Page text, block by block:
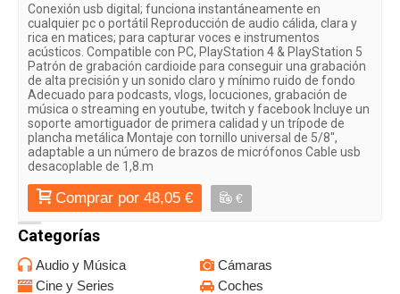
Conexión usb digital; funciona instantáneamente en
cualquier pc o portátil Reproducción de audio cálida, clara y
rica en matices; para capturar voces e instrumentos
acústicos. Compatible con PC, PlayStation 4 & PlayStation 5
Patrón de grabación cardioide para conseguir una grabación
de alta precisión y un sonido claro y mínimo ruido de fondo
Adecuado para podcasts, vlogs, locuciones, grabación de
música o streaming en youtube, twitch y facebook Incluye un
soporte amortiguador de primera calidad y un trípode de
plancha metálica Montaje con tornillo universal de 5/8",
adaptable a un número de brazos de micrófonos Cable usb
desacoplable de 1,8.m
Comprar por 48,05 € €
Categorías
Audio y Música
Cámaras
Cine y Series
Coches